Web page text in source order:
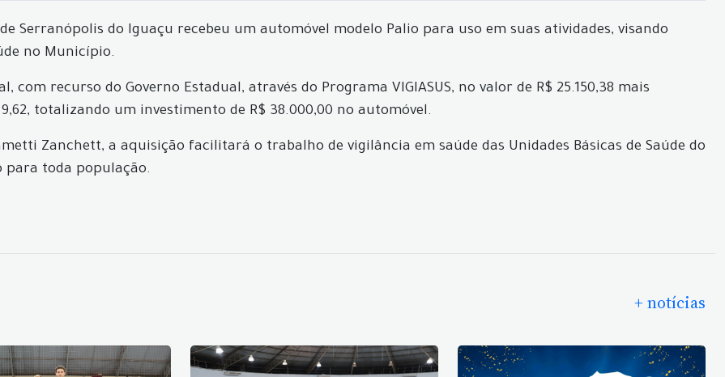
Serranópolis do Iguaçu recebeu um automóvel modelo Palio para uso em suas atividades, visando
no Município.
recurso do Governo Estadual, através do Programa VIGIASUS, no valor de R$ 25.150,38 mais
totalizando um investimento de R$ 38.000,00 no automóvel.
Zanchett, a aquisição facilitará o trabalho de vigilância em saúde das Unidades Básicas de Saúde do
para toda população.
+ notícias